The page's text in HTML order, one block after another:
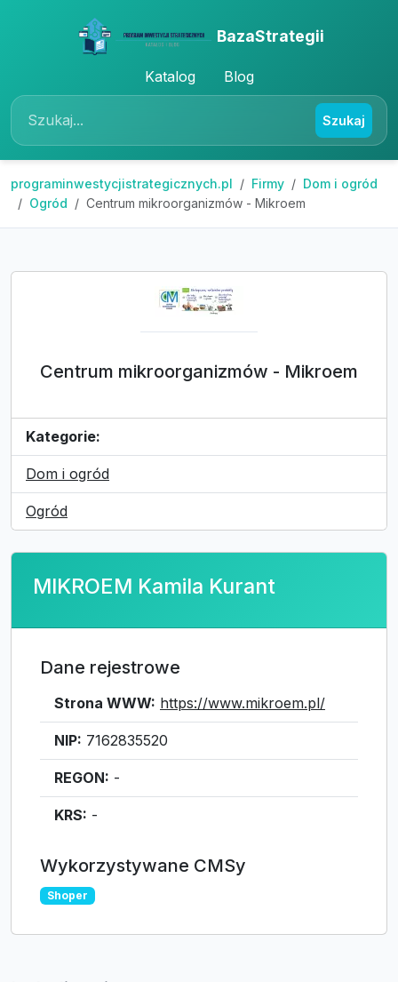
BazaStrategii
Katalog Blog
Szukaj
programinwestycjistrategicznych.pl Firmy
Dom i ogród
Ogród
Centrum mikroorganizmów - Mikroem
Centrum mikroorganizmów - Mikroem
Kategorie:
Dom i ogród
Ogród
MIKROEM Kamila Kurant
Dane rejestrowe
Strona WWW: https://www.mikroem.pl/
NIP: 7162835520
REGON: -
KRS: -
Wykorzystywane CMSy
Shoper